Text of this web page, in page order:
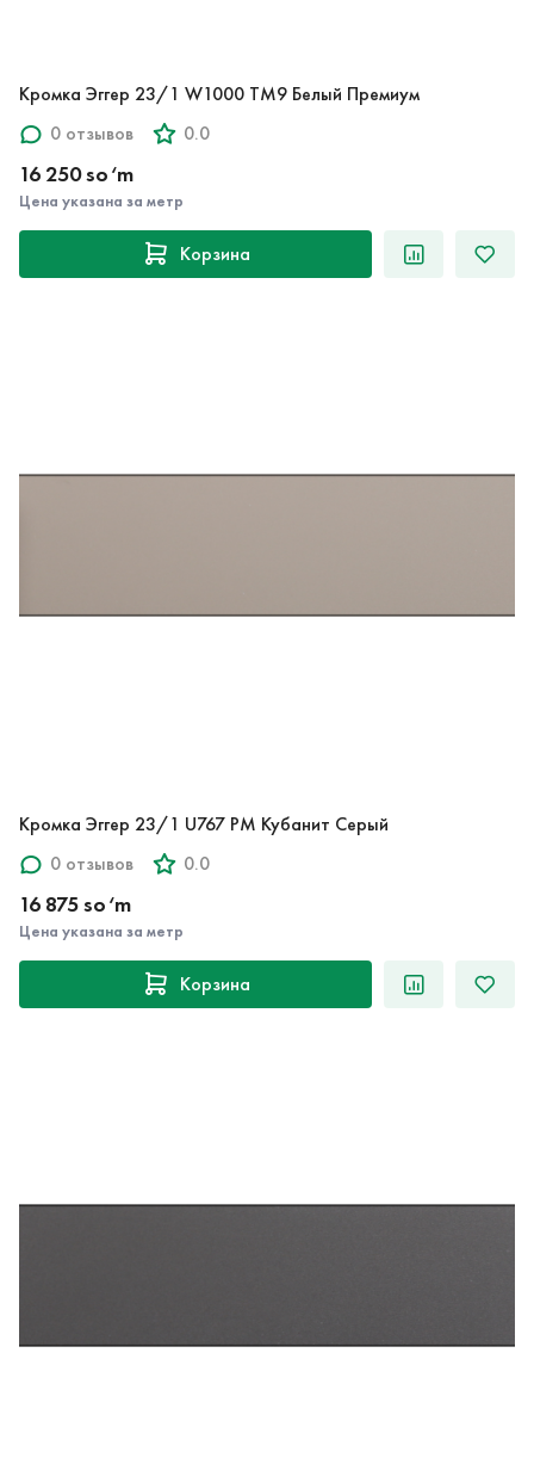
Кромка Эггер 23/1 W1000 TM9 Белый Премиум
0 отзывов
0.0
16 250 so‘m
Цена указана за метр
Корзина
Кромка Эггер 23/1 U767 PM Кубанит Серый
0 отзывов
0.0
16 875 so‘m
Цена указана за метр
Корзина